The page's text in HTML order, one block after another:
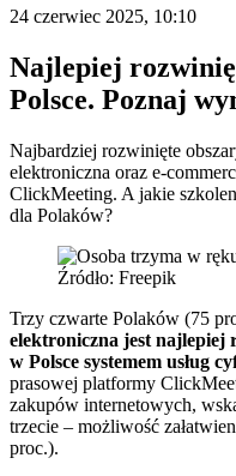
24 czerwiec 2025, 10:10
Najlepiej
Polsce. Poznaj
Najbardziej rozwinięte
elektroniczna oraz e-
ClickMeeting. A jakie
dla Polaków?
Źródło: Freepik
Trzy czwarte Polaków (75
elektroniczna jest najlepiej
w Polsce systemem usług
prasowej platformy
zakupów internetowych,
trzecie – możliwość
proc.).